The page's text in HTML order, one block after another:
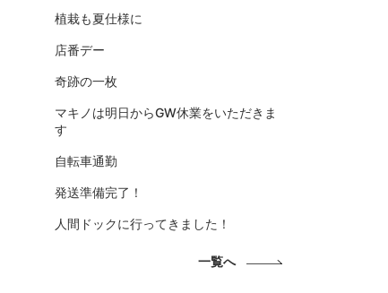
植栽も夏仕様に
店番デー
奇跡の一枚
マキノは明日からGW休業をいただきま
す
自転車通勤
発送準備完了！
人間ドックに行ってきました！
一覧へ